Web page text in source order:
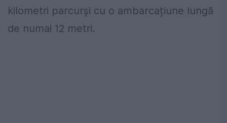
kilometri parcurși cu o ambarcațiune lungă
de numai 12 metri.